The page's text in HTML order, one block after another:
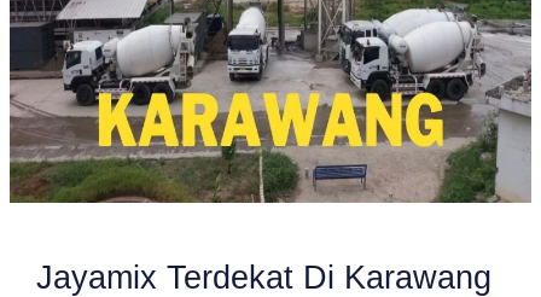
Jayamix Terdekat Di Karawang